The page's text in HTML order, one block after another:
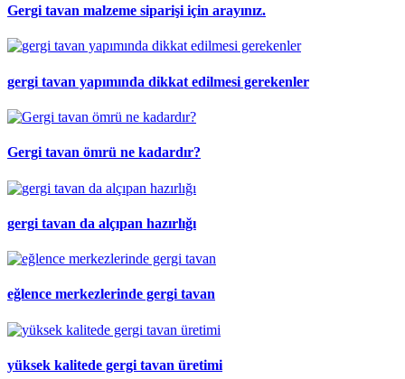
Gergi tavan malzeme siparişi için arayınız.
gergi tavan yapımında dikkat edilmesi gerekenler
Gergi tavan ömrü ne kadardır?
gergi tavan da alçıpan hazırlığı
eğlence merkezlerinde gergi tavan
yüksek kalitede gergi tavan üretimi